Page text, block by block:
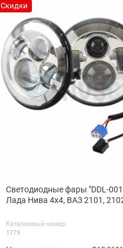
Скидки
Светодиодные фары "DDL-
Лада Нива 4х4, ВАЗ 2101,
Каталожный номер:
1779